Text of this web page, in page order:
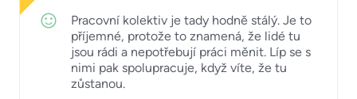
Pracovní kolektiv je tady hodně stálý. Je to
příjemné, protože to znamená, že lidé tu
jsou rádi a nepotřebují práci měnit. Líp se s
nimi pak spolupracuje, když víte, že tu
zůstanou.